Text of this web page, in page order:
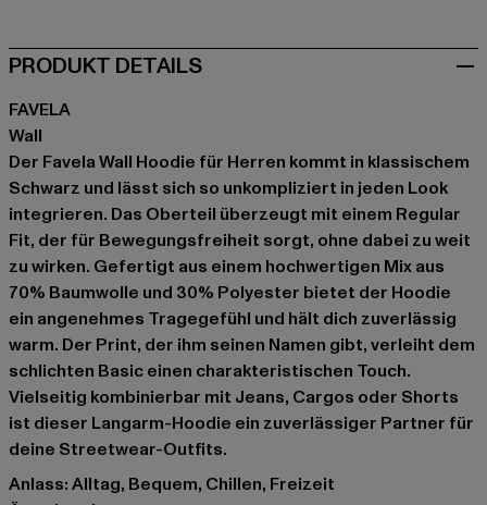
PRODUKT DETAILS
FAVELA
Wall
Der Favela Wall Hoodie für Herren kommt in klassischem
Schwarz und lässt sich so unkompliziert in jeden Look
integrieren. Das Oberteil überzeugt mit einem Regular
Fit, der für Bewegungsfreiheit sorgt, ohne dabei zu weit
zu wirken. Gefertigt aus einem hochwertigen Mix aus
70% Baumwolle und 30% Polyester bietet der Hoodie
ein angenehmes Tragegefühl und hält dich zuverlässig
warm. Der Print, der ihm seinen Namen gibt, verleiht dem
schlichten Basic einen charakteristischen Touch.
Vielseitig kombinierbar mit Jeans, Cargos oder Shorts
ist dieser Langarm-Hoodie ein zuverlässiger Partner für
deine Streetwear-Outfits.
Anlass: Alltag, Bequem, Chillen, Freizeit